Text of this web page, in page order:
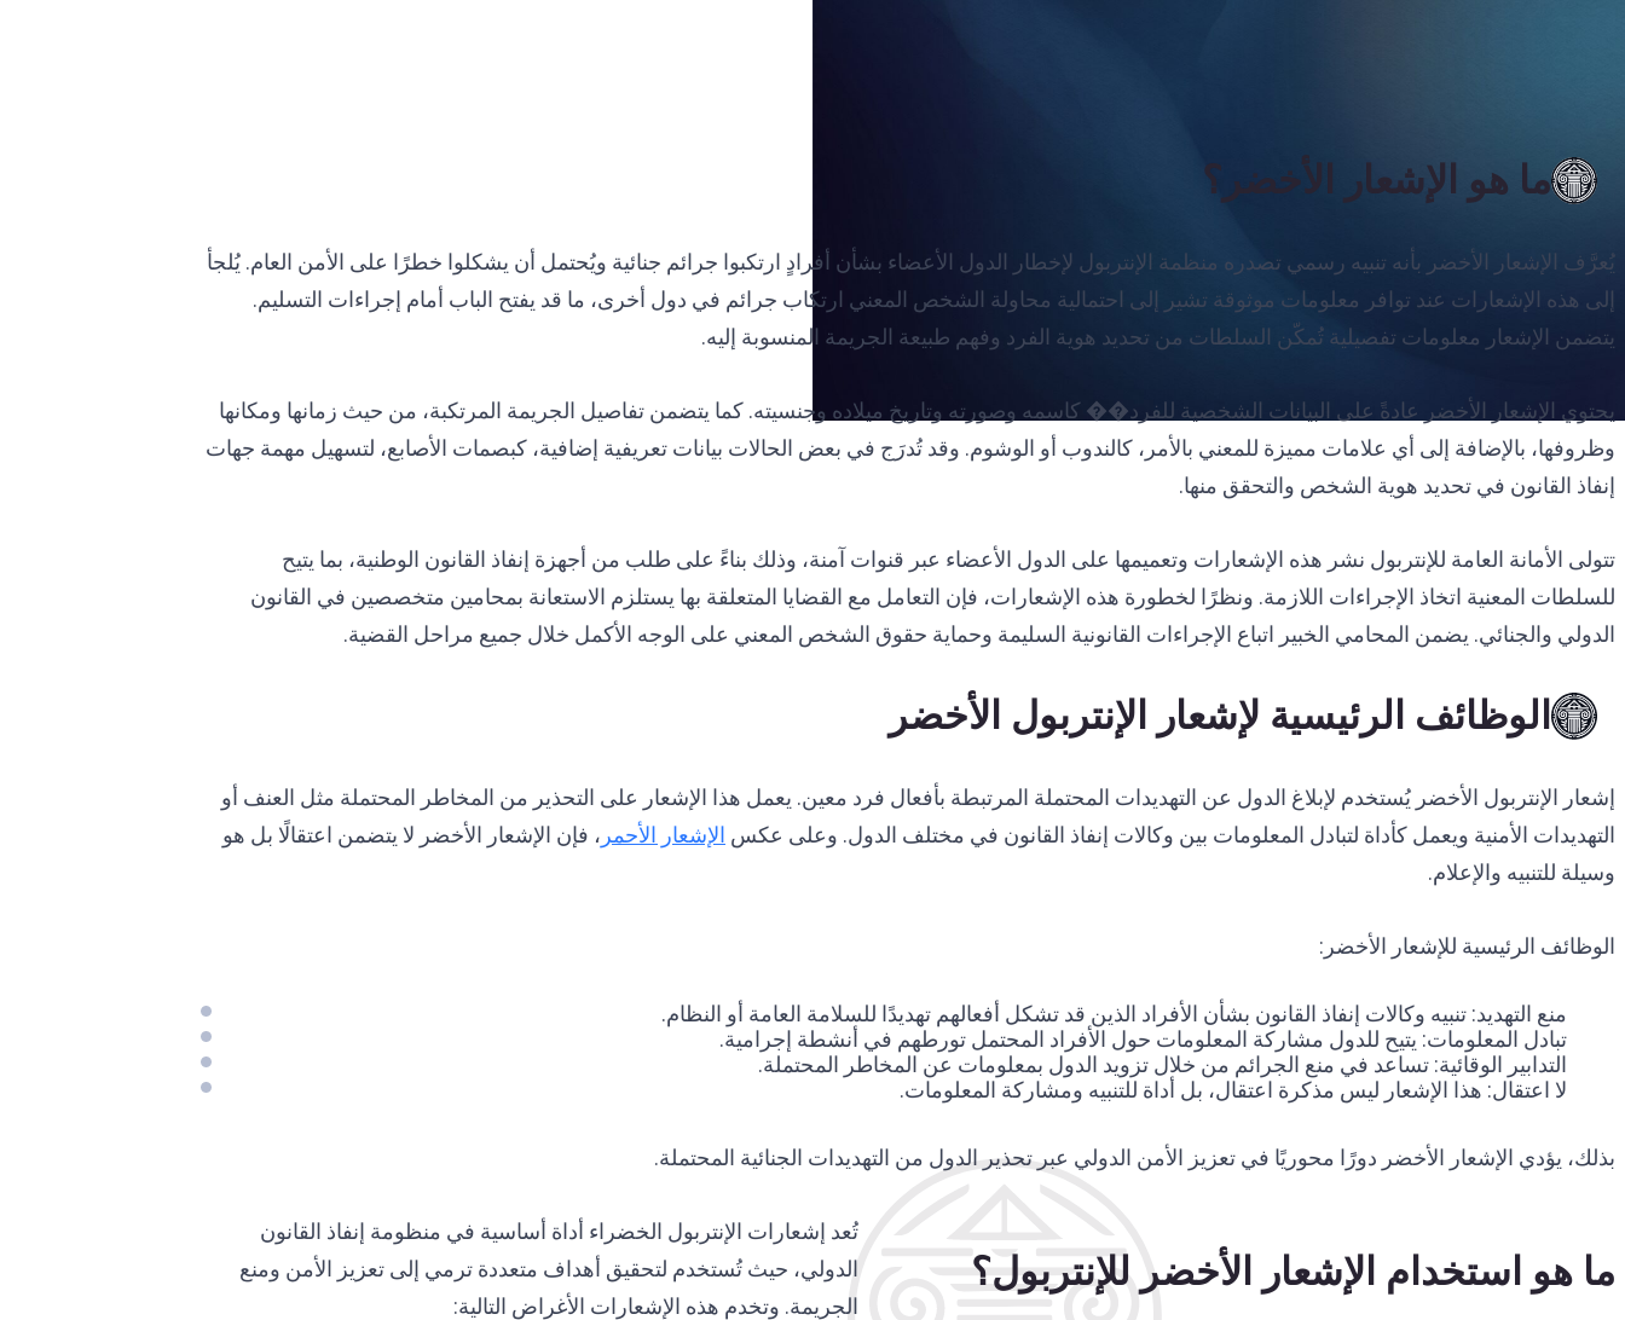
ما هو الإشعار الأخضر؟
يُعرَّف الإشعار الأخضر بأنه تنبيه رسمي تصدره منظمة الإنتربول لإخطار الدول الأعضاء بشأن أفرادٍ ارتكبوا جرائم جنائية ويُحتمل أن يشكلوا خطرًا على الأمن العام. يُلجأ
إلى هذه الإشعارات عند توافر معلومات موثوقة تشير إلى احتمالية محاولة الشخص المعني ارتكاب جرائم في دول أخرى، ما قد يفتح الباب أمام إجراءات التسليم.
يتضمن الإشعار معلومات تفصيلية تُمكّن السلطات من تحديد هوية الفرد وفهم طبيعة الجريمة المنسوبة إليه.
يحتوي الإشعار الأخضر عادةً على البيانات الشخصية للفرد�� كاسمه وصورته وتاريخ ميلاده وجنسيته. كما يتضمن تفاصيل الجريمة المرتكبة، من حيث زمانها ومكانها
وظروفها، بالإضافة إلى أي علامات مميزة للمعني بالأمر، كالندوب أو الوشوم. وقد تُدرَج في بعض الحالات بيانات تعريفية إضافية، كبصمات الأصابع، لتسهيل مهمة جهات
إنفاذ القانون في تحديد هوية الشخص والتحقق منها.
تتولى الأمانة العامة للإنتربول نشر هذه الإشعارات وتعميمها على الدول الأعضاء عبر قنوات آمنة، وذلك بناءً على طلب من أجهزة إنفاذ القانون الوطنية، بما يتيح
للسلطات المعنية اتخاذ الإجراءات اللازمة. ونظرًا لخطورة هذه الإشعارات، فإن التعامل مع القضايا المتعلقة بها يستلزم الاستعانة بمحامين متخصصين في القانون
الدولي والجنائي. يضمن المحامي الخبير اتباع الإجراءات القانونية السليمة وحماية حقوق الشخص المعني على الوجه الأكمل خلال جميع مراحل القضية.
الوظائف الرئيسية لإشعار الإنتربول الأخضر
إشعار الإنتربول الأخضر يُستخدم لإبلاغ الدول عن التهديدات المحتملة المرتبطة بأفعال فرد معين. يعمل هذا الإشعار على التحذير من المخاطر المحتملة مثل العنف أو
التهديدات الأمنية ويعمل كأداة لتبادل المعلومات بين وكالات إنفاذ القانون في مختلف الدول. وعلى عكس الإشعار الأحمر ، فإن الإشعار الأخضر لا يتضمن اعتقالًا بل هو
وسيلة للتنبيه والإعلام.
الوظائف الرئيسية للإشعار الأخضر:
منع التهديد: تنبيه وكالات إنفاذ القانون بشأن الأفراد الذين قد تشكل أفعالهم تهديدًا للسلامة العامة أو النظام.
تبادل المعلومات: يتيح للدول مشاركة المعلومات حول الأفراد المحتمل تورطهم في أنشطة إجرامية.
التدابير الوقائية: تساعد في منع الجرائم من خلال تزويد الدول بمعلومات عن المخاطر المحتملة.
لا اعتقال: هذا الإشعار ليس مذكرة اعتقال، بل أداة للتنبيه ومشاركة المعلومات.
بذلك، يؤدي الإشعار الأخضر دورًا محوريًا في تعزيز الأمن الدولي عبر تحذير الدول من التهديدات الجنائية المحتملة.
ما هو استخدام الإشعار الأخضر للإنتربول؟
تُعد إشعارات الإنتربول الخضراء أداة أساسية في منظومة إنفاذ القانون
الدولي، حيث تُستخدم لتحقيق أهداف متعددة ترمي إلى تعزيز الأمن ومنع
الجريمة. وتخدم هذه الإشعارات الأغراض التالية: